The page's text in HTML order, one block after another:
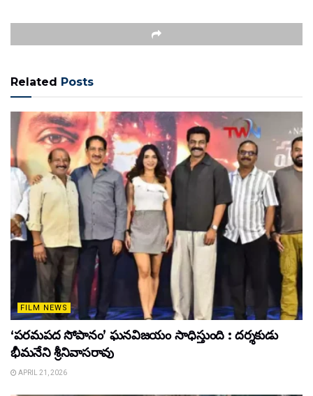
Related Posts
FILM NEWS
‘పరమపద సోపానం’ ఘనవిజయం సాధిస్తుంది : దర్శకుడు
భీమనేని శ్రీనివాసరావు
APRIL 21, 2026